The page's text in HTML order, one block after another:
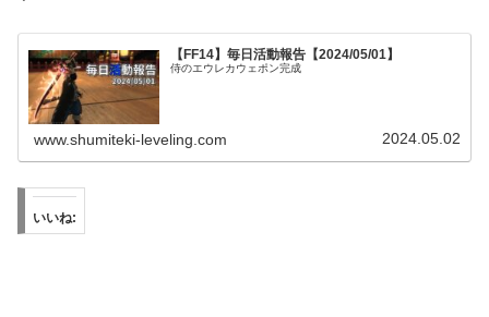
【FF14】毎日活動報告【2024/05/01】
侍のエウレカウェポン完成
www.shumiteki-leveling.com 2024.05.02
いいね: